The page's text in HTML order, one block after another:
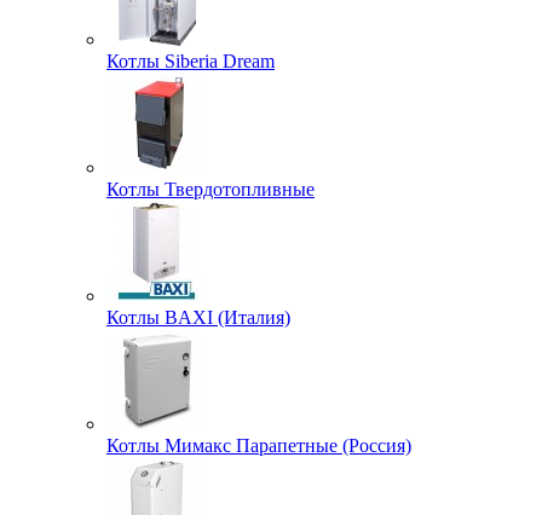
Котлы Siberia Dream
Котлы Твердотопливные
Котлы BAXI (Италия)
Котлы Мимакс Парапетные (Россия)